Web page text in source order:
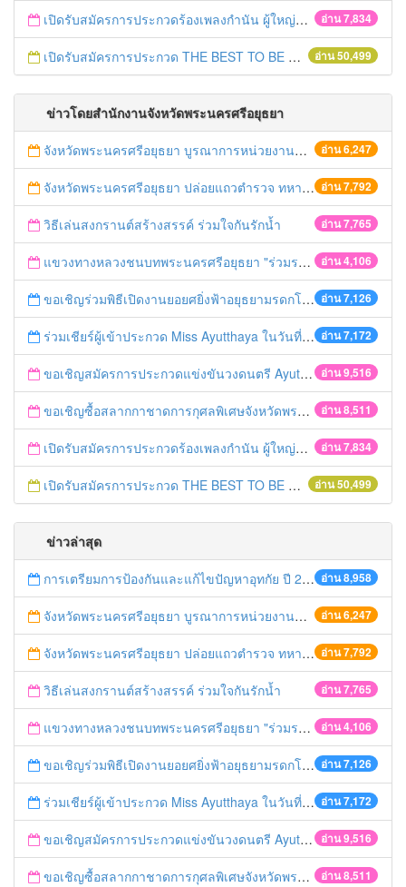
อ่าน 7,834
เปิดรับสมัครการประกวดร้องเพลงกำนัน ผู้ใหญ่บ้าน ฯลฯ
อ่าน 50,499
เปิดรับสมัครการประกวด THE BEST TO BE NUMBER ONE
ข่าวโดยสำนักงานจังหวัดพระนครศรีอยุธยา
อ่าน 6,247
จังหวัดพระนครศรีอยุธยา บูรณาการหน่วยงานที่เกี่ยวข้อง ลงพื้นที่จัดระเบียบและดำเนินมาตรการตามบทลงโทษสูงสุดกับผู้ประกอบการร้านค้าที่ยังฝ่าฝืนตั้งร้านค้ารุกล้ำเขตพื้นที่ทางหลวง เตรียมความปลอดภัยก่อนเทศกาลสงกรานต์
อ่าน 7,792
จังหวัดพระนครศรีอยุธยา ปล่อยแถวตำรวจ ทหาร ฝ่ายปกครอง กว่า 100 นาย ตรวจเข้มท่ารถสาธารณะ สถานีขนส่งรถโดยสาร วินรถตู้ และสถานีรถไฟ เตรียมรับมือเทศกาลสงกรานต์
อ่าน 7,765
วิธีเล่นสงกรานต์สร้างสรรค์ ร่วมใจกันรักน้ำ
อ่าน 4,106
แขวงทางหลวงชนบทพระนครศรีอยุธยา "ร่วมรณรงค์ ขับช้า เปิดไฟหน้า คาดเข็มขัด" เทศกาลสงกรานต์ ปี 2561
อ่าน 7,126
ขอเชิญร่วมพิธีเปิดงานยอยศยิ่งฟ้าอยุธยามรดกโลก
อ่าน 7,172
ร่วมเชียร์ผู้เข้าประกวด Miss Ayutthaya ในวันที่ 15 ธันวาคม 2560
อ่าน 9,516
ขอเชิญสมัครการประกวดแข่งขันวงดนตรี Ayutthaya battle of the bands
อ่าน 8,511
ขอเชิญซื้อสลากกาชาดการกุศลพิเศษจังหวัดพระนครศรีอยุธยา 2560
อ่าน 7,834
เปิดรับสมัครการประกวดร้องเพลงกำนัน ผู้ใหญ่บ้าน ฯลฯ
อ่าน 50,499
เปิดรับสมัครการประกวด THE BEST TO BE NUMBER ONE
ข่าวล่าสุด
อ่าน 8,958
การเตรียมการป้องกันและแก้ไขปัญหาอุทกัย ปี 2561
อ่าน 6,247
จังหวัดพระนครศรีอยุธยา บูรณาการหน่วยงานที่เกี่ยวข้อง ลงพื้นที่จัดระเบียบและดำเนินมาตรการตามบทลงโทษสูงสุดกับผู้ประกอบการร้านค้าที่ยังฝ่าฝืนตั้งร้านค้ารุกล้ำเขตพื้นที่ทางหลวง เตรียมความปลอดภัยก่อนเทศกาลสงกรานต์
อ่าน 7,792
จังหวัดพระนครศรีอยุธยา ปล่อยแถวตำรวจ ทหาร ฝ่ายปกครอง กว่า 100 นาย ตรวจเข้มท่ารถสาธารณะ สถานีขนส่งรถโดยสาร วินรถตู้ และสถานีรถไฟ เตรียมรับมือเทศกาลสงกรานต์
อ่าน 7,765
วิธีเล่นสงกรานต์สร้างสรรค์ ร่วมใจกันรักน้ำ
อ่าน 4,106
แขวงทางหลวงชนบทพระนครศรีอยุธยา "ร่วมรณรงค์ ขับช้า เปิดไฟหน้า คาดเข็มขัด" เทศกาลสงกรานต์ ปี 2561
อ่าน 7,126
ขอเชิญร่วมพิธีเปิดงานยอยศยิ่งฟ้าอยุธยามรดกโลก
อ่าน 7,172
ร่วมเชียร์ผู้เข้าประกวด Miss Ayutthaya ในวันที่ 15 ธันวาคม 2560
อ่าน 9,516
ขอเชิญสมัครการประกวดแข่งขันวงดนตรี Ayutthaya battle of the bands
อ่าน 8,511
ขอเชิญซื้อสลากกาชาดการกุศลพิเศษจังหวัดพระนครศรีอยุธยา 2560